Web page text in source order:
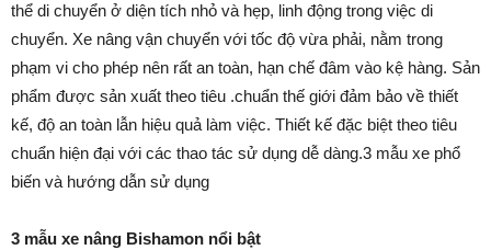
thể di chuyển ở diện tích nhỏ và hẹp, linh động trong việc di
chuyển. Xe nâng vận chuyển với tốc độ vừa phải, nằm trong
phạm vi cho phép nên rất an toàn, hạn chế đâm vào kệ hàng. Sản
phẩm được sản xuất theo tiêu .chuẩn thế giới đảm bảo về thiết
kế, độ an toàn lẫn hiệu quả làm việc. Thiết kế đặc biệt theo tiêu
chuẩn hiện đại với các thao tác sử dụng dễ dàng.3 mẫu xe phổ
biến và hướng dẫn sử dụng
3 mẫu xe nâng Bishamon nổi bật